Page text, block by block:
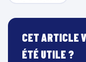
CET ARTICLE
ÉTÉ UTILE ?